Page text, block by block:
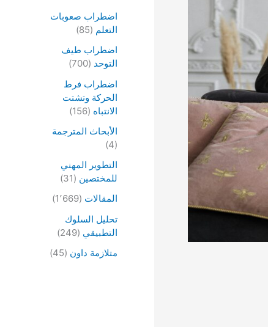
اضطراب صعوبات
التعلم (85)
اضطراب طيف
التوحد (700)
اضطراب فرط
الحركة وتشتت
الانتباه (156)
الأبحاث المترجمة
(4)
التطوير المهني
للمختصين (31)
المقالات (1٬669)
تحليل السلوك
التطبيقي (249)
متلازمة داون (45)